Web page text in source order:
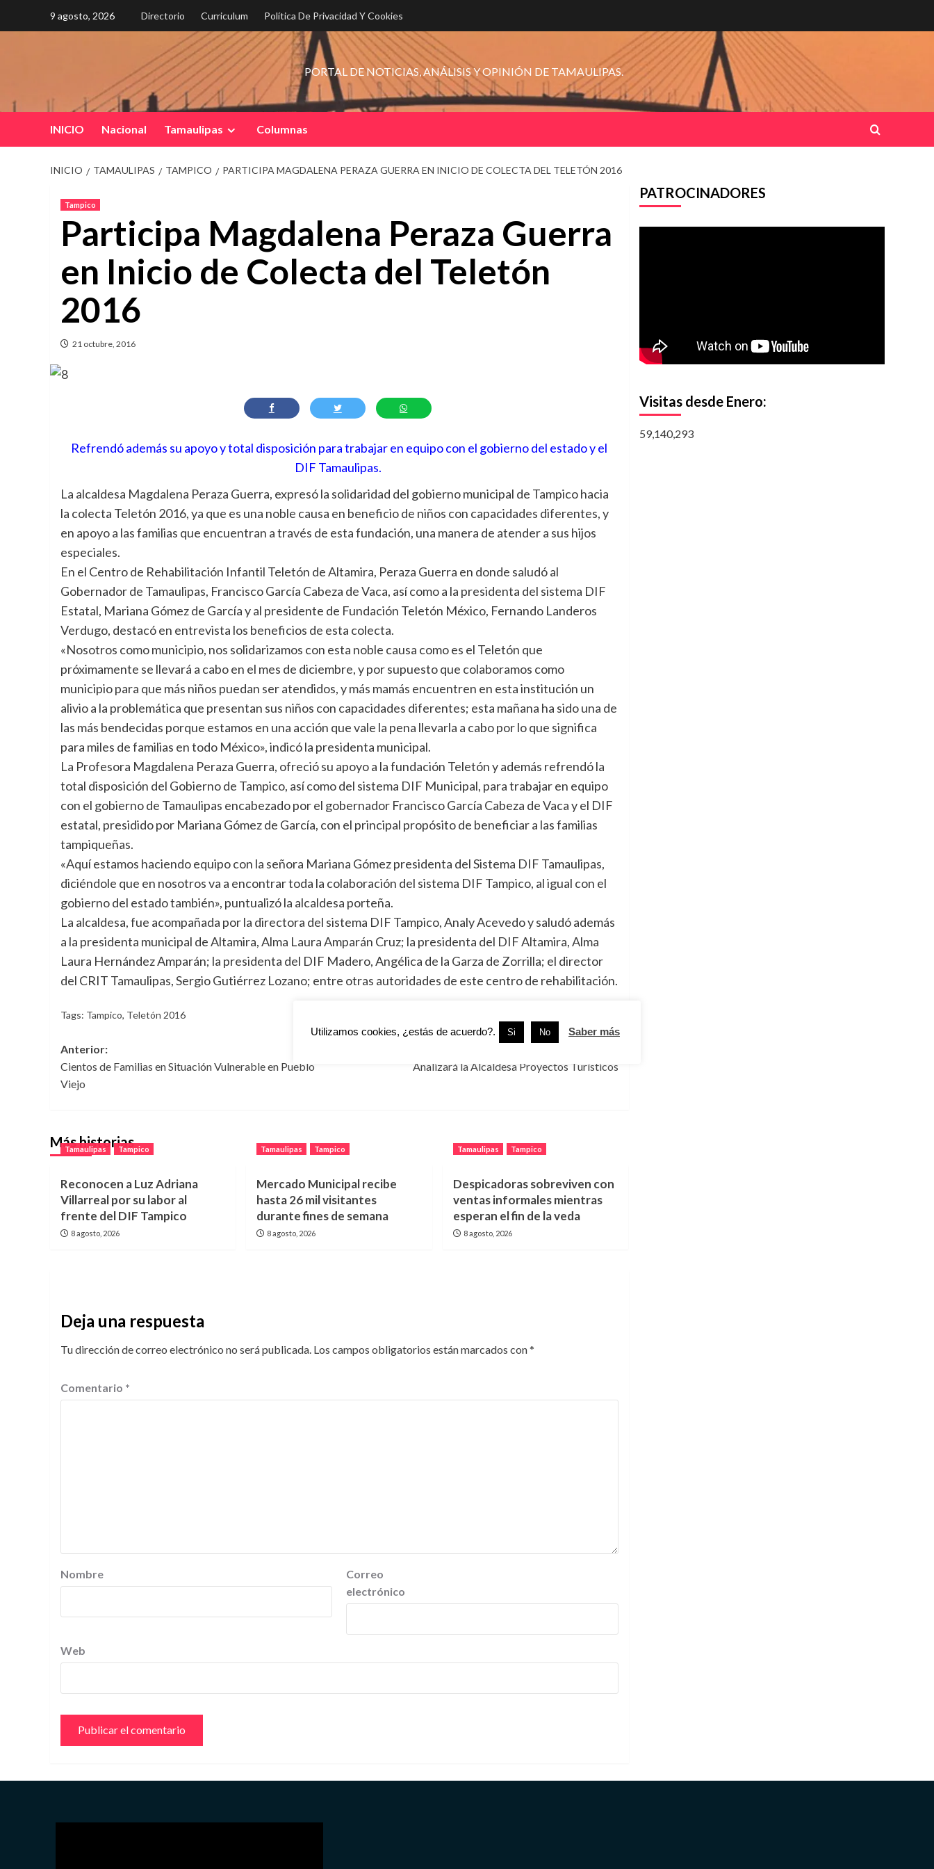
9 agosto, 2026 Directorio Curriculum Política De Privacidad Y Cookies
PORTAL DE NOTICIAS, ANÁLISIS Y OPINIÓN DE TAMAULIPAS.
INICIO Nacional Tamaulipas Columnas
INICIO TAMAULIPAS TAMPICO PARTICIPA MAGDALENA PERAZA GUERRA EN INICIO DE COLECTA DEL TELETÓN 2016
Tampico
Participa Magdalena Peraza Guerra
en Inicio de Colecta del Teletón
2016
21 octubre, 2016
Refrendó además su apoyo y total disposición para trabajar en equipo con el gobierno del estado y el
DIF Tamaulipas.
La alcaldesa Magdalena Peraza Guerra, expresó la solidaridad del gobierno municipal de Tampico hacia
la colecta Teletón 2016, ya que es una noble causa en beneficio de niños con capacidades diferentes, y
en apoyo a las familias que encuentran a través de esta fundación, una manera de atender a sus hijos
especiales.
En el Centro de Rehabilitación Infantil Teletón de Altamira, Peraza Guerra en donde saludó al
Gobernador de Tamaulipas, Francisco García Cabeza de Vaca, así como a la presidenta del sistema DIF
Estatal, Mariana Gómez de García y al presidente de Fundación Teletón México, Fernando Landeros
Verdugo, destacó en entrevista los beneficios de esta colecta.
«Nosotros como municipio, nos solidarizamos con esta noble causa como es el Teletón que
próximamente se llevará a cabo en el mes de diciembre, y por supuesto que colaboramos como
municipio para que más niños puedan ser atendidos, y más mamás encuentren en esta institución un
alivio a la problemática que presentan sus niños con capacidades diferentes; esta mañana ha sido una de
las más bendecidas porque estamos en una acción que vale la pena llevarla a cabo por lo que significa
para miles de familias en todo México», indicó la presidenta municipal.
La Profesora Magdalena Peraza Guerra, ofreció su apoyo a la fundación Teletón y además refrendó la
total disposición del Gobierno de Tampico, así como del sistema DIF Municipal, para trabajar en equipo
con el gobierno de Tamaulipas encabezado por el gobernador Francisco García Cabeza de Vaca y el DIF
estatal, presidido por Mariana Gómez de García, con el principal propósito de beneficiar a las familias
tampiqueñas.
«Aquí estamos haciendo equipo con la señora Mariana Gómez presidenta del Sistema DIF Tamaulipas,
diciéndole que en nosotros va a encontrar toda la colaboración del sistema DIF Tampico, al igual con el
gobierno del estado también», puntualizó la alcaldesa porteña.
La alcaldesa, fue acompañada por la directora del sistema DIF Tampico, Analy Acevedo y saludó además
a la presidenta municipal de Altamira, Alma Laura Amparán Cruz; la presidenta del DIF Altamira, Alma
Laura Hernández Amparán; la presidenta del DIF Madero, Angélica de la Garza de Zorrilla; el director
del CRIT Tamaulipas, Sergio Gutiérrez Lozano; entre otras autoridades de este centro de rehabilitación.
Tags: Tampico, Teletón 2016
Navegación
de
entradas
Anterior:
Cientos de Familias en Situación Vulnerable en Pueblo
Viejo
Analizará la Alcaldesa Proyectos Turísticos
Más historias
Tamaulipas Tampico
Reconocen a Luz Adriana
Villarreal por su labor al
frente del DIF Tampico
8 agosto, 2026
Tamaulipas Tampico
Mercado Municipal recibe
hasta 26 mil visitantes
durante fines de semana
8 agosto, 2026
Tamaulipas Tampico
Despicadoras sobreviven con
ventas informales mientras
esperan el fin de la veda
8 agosto, 2026
Deja una respuesta
Tu dirección de correo electrónico no será publicada. Los campos obligatorios están marcados con*
Comentario *
Nombre
Correo
electrónico
Web
PATROCINADORES
Visitas desde Enero:
59,140,293
Utilizamos cookies, ¿estás de acuerdo?. Si No Saber más